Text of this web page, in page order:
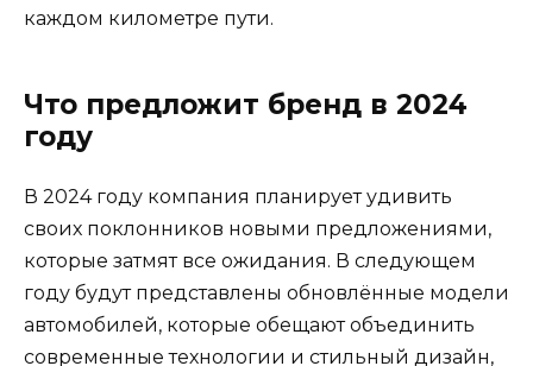
каждом километре пути.
Что предложит бренд в 2024
году
В 2024 году компания планирует удивить
своих поклонников новыми предложениями,
которые затмят все ожидания. В следующем
году будут представлены обновлённые модели
автомобилей, которые обещают объединить
современные технологии и стильный дизайн,